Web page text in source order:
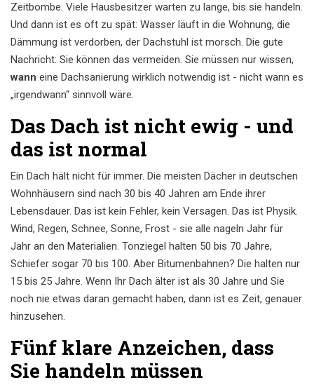
Zeitbombe. Viele Hausbesitzer warten zu lange, bis sie handeln.
Und dann ist es oft zu spät: Wasser läuft in die Wohnung, die
Dämmung ist verdorben, der Dachstuhl ist morsch. Die gute
Nachricht: Sie können das vermeiden. Sie müssen nur wissen,
wann eine Dachsanierung wirklich notwendig ist - nicht wann es
„irgendwann“ sinnvoll wäre.
Das Dach ist nicht ewig - und
das ist normal
Ein Dach hält nicht für immer. Die meisten Dächer in deutschen
Wohnhäusern sind nach 30 bis 40 Jahren am Ende ihrer
Lebensdauer. Das ist kein Fehler, kein Versagen. Das ist Physik.
Wind, Regen, Schnee, Sonne, Frost - sie alle nageln Jahr für
Jahr an den Materialien. Tonziegel halten 50 bis 70 Jahre,
Schiefer sogar 70 bis 100. Aber Bitumenbahnen? Die halten nur
15 bis 25 Jahre. Wenn Ihr Dach älter ist als 30 Jahre und Sie
noch nie etwas daran gemacht haben, dann ist es Zeit, genauer
hinzusehen.
Fünf klare Anzeichen, dass
Sie handeln müssen